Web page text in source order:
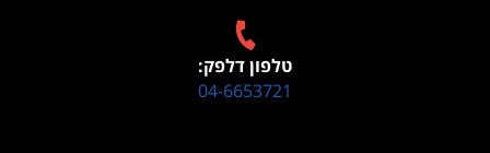
טלפון דלפק:
04-6653721